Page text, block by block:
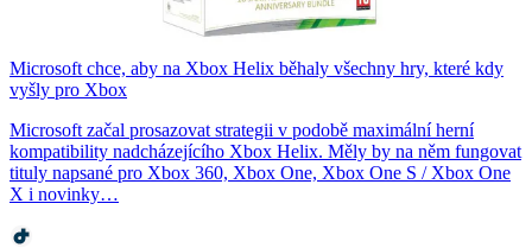
Microsoft chce, aby na Xbox Helix běhaly všechny hry, které kdy
vyšly pro Xbox
Microsoft začal prosazovat strategii v podobě maximální herní
kompatibility nadcházejícího Xbox Helix. Měly by na něm fungovat
tituly napsané pro Xbox 360, Xbox One, Xbox One S / Xbox One
X i novinky…